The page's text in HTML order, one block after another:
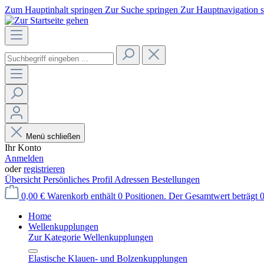
Zum Hauptinhalt springen Zur Suche springen Zur Hauptnavigation
Menü schließen
Ihr Konto
Anmelden
oderregistrieren
Übersicht Persönliches Profil Adressen Bestellungen
0,00 € Warenkorb enthält 0 Positionen. Der Gesamtwert beträgt
Home
Wellenkupplungen
Zur Kategorie Wellenkupplungen
Elastische Klauen- und Bolzenkupplungen